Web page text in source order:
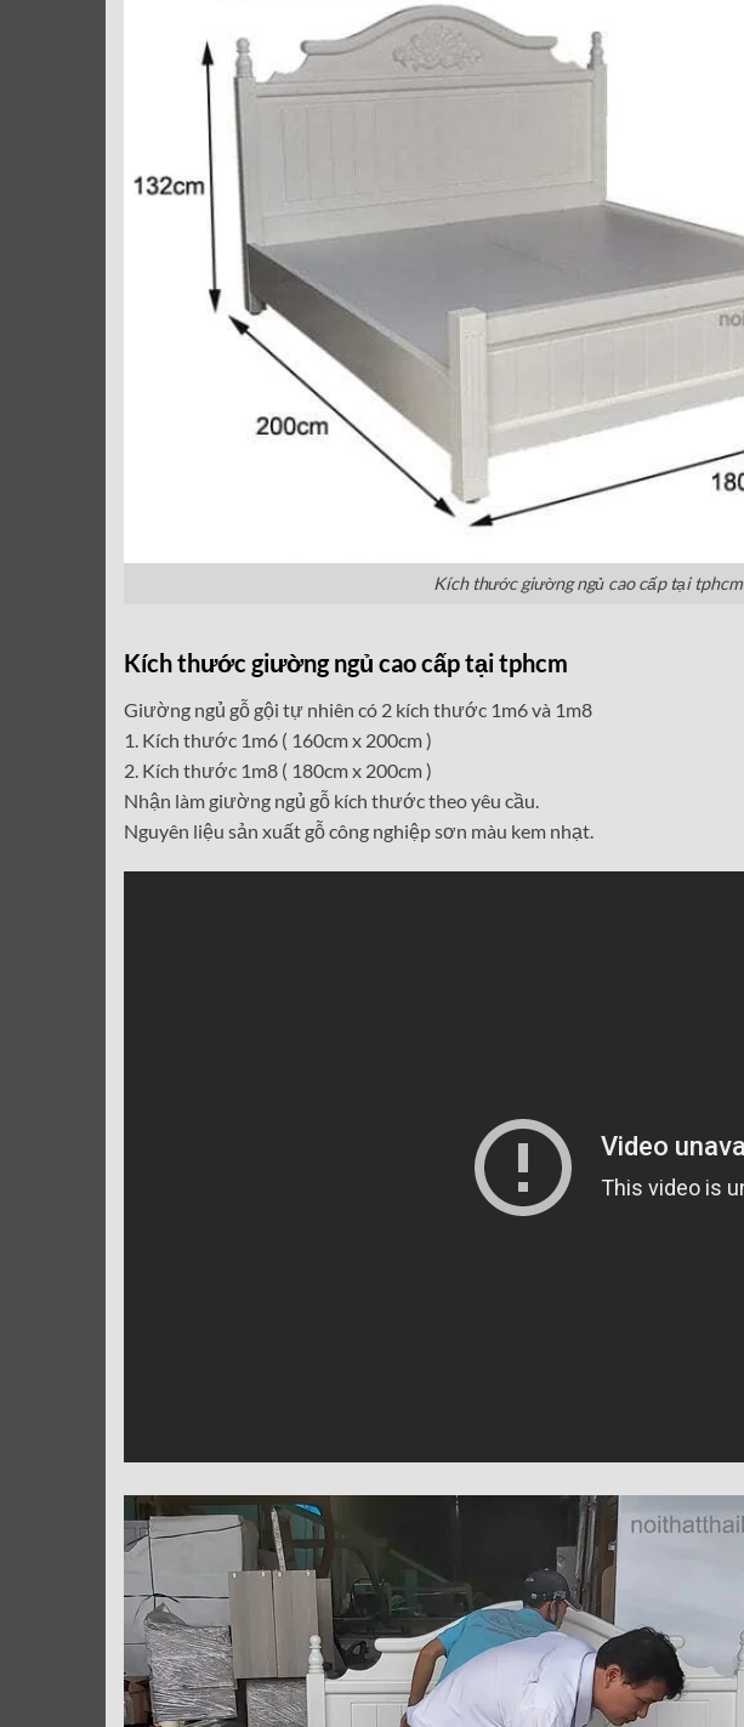
Kích thước giường ngủ cao cấp tại tphcm
Kích thước giường ngủ cao cấp tại tphcm
Giường ngủ gỗ gội tự nhiên có 2 kích thước 1m6 và 1m8
1. Kích thước 1m6 ( 160cm x 200cm )
2. Kích thước 1m8 ( 180cm x 200cm )
Nhận làm giường ngủ gỗ kích thước theo yêu cầu.
Nguyên liệu sản xuất gỗ công nghiệp sơn màu kem nhạt.